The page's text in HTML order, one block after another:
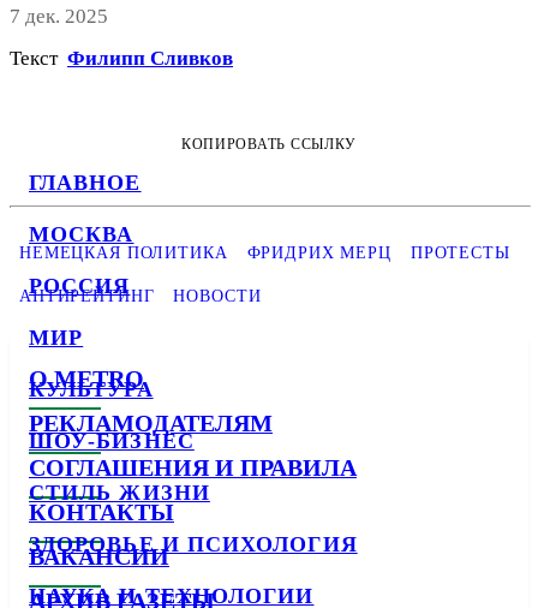
ГЛАВНОЕ
МОСКВА
РОССИЯ
МИР
КУЛЬТУРА
ШОУ-БИЗНЕС
СТИЛЬ ЖИЗНИ
ЗДОРОВЬЕ И ПСИХОЛОГИЯ
НАУКА И ТЕХНОЛОГИИ
7 дек. 2025
Текст Филипп Сливков
КОПИРОВАТЬ ССЫЛКУ
НЕМЕЦКАЯ ПОЛИТИКА ФРИДРИХ МЕРЦ ПРОТЕСТЫ
АНТИРЕЙТИНГ НОВОСТИ
О METRO
РЕКЛАМОДАТЕЛЯМ
СОГЛАШЕНИЯ И ПРАВИЛА
КОНТАКТЫ
ВАКАНСИИ
АРХИВ ГАЗЕТЫ